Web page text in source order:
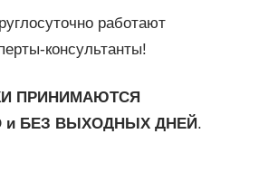
работают
консультанты!
ПРИНИМАЮТСЯ
и БЕЗ ВЫХОДНЫХ ДНЕЙ .